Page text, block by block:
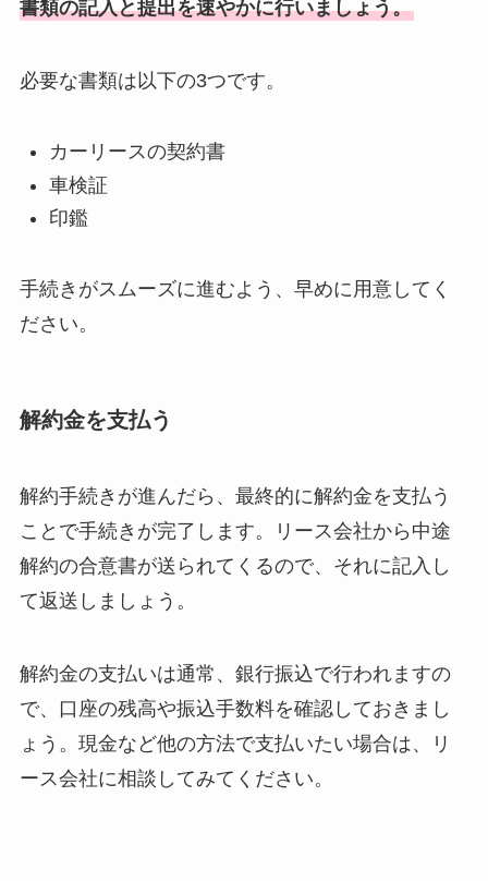
書類の記入と提出を速やかに行いましょう。
必要な書類は以下の3つです。
カーリースの契約書
車検証
印鑑
手続きがスムーズに進むよう、早めに用意してく
ださい。
解約金を支払う
解約手続きが進んだら、最終的に解約金を支払う
ことで手続きが完了します。リース会社から中途
解約の合意書が送られてくるので、それに記入し
て返送しましょう。
解約金の支払いは通常、銀行振込で行われますの
で、口座の残高や振込手数料を確認しておきまし
ょう。現金など他の方法で支払いたい場合は、リ
ース会社に相談してみてください。